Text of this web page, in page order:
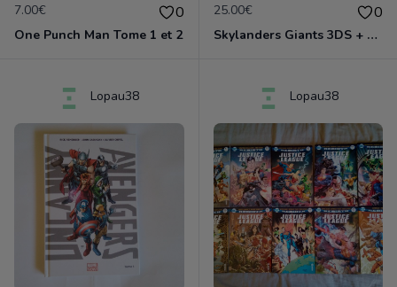
7.00€ 0
One Punch Man Tome 1 et 2
25.00€ 0
Skylanders Giants 3DS + figurines
Lopau38 Lopau38